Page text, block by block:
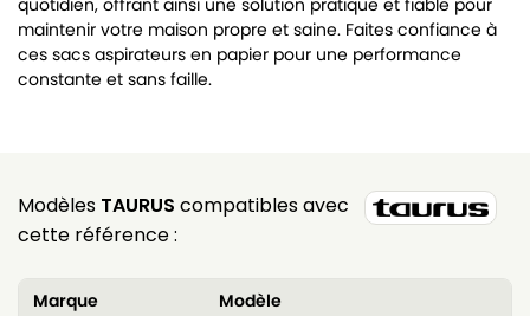
maintenir votre maison propre et saine. Faites confiance à
ces sacs aspirateurs en papier pour une performance
constante et sans faille.
Modèles TAURUS compatibles avec
cette référence :
Marque
Modèle